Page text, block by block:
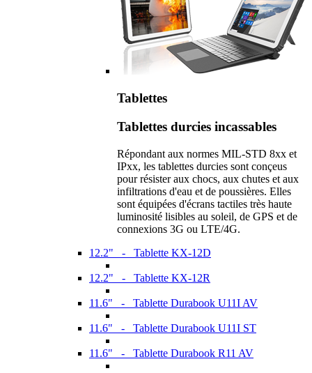
Tablettes
Tablettes durcies incassables
Répondant aux normes MIL-STD 8xx et
IPxx, les tablettes durcies sont conçeus
pour résister aux chocs, aux chutes et aux
infiltrations d'eau et de poussières. Elles
sont équipées d'écrans tactiles très haute
luminosité lisibles au soleil, de GPS et de
connexions 3G ou LTE/4G.
12.2" - Tablette KX-12D
12.2" - Tablette KX-12R
11.6" - Tablette Durabook U11I AV
11.6" - Tablette Durabook U11I ST
11.6" - Tablette Durabook R11 AV